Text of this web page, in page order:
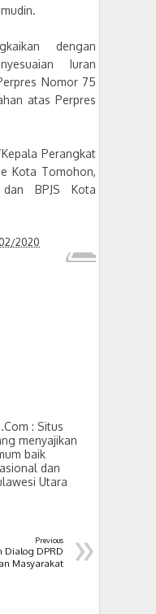
dengan
Iuran
Nomor 75
atas Perpres
Perangkat
Kota Tomohon,
BPJS Kota
2020
: Situs
menyajikan
baik
dan
Utara
»
Previous
Dialog DPRD
Masyarakat